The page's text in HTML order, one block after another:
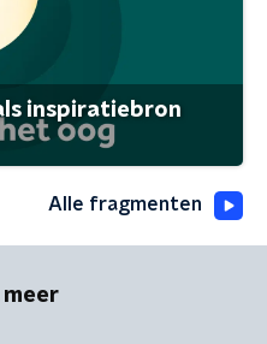
inspiratiebron
Alle fragmenten